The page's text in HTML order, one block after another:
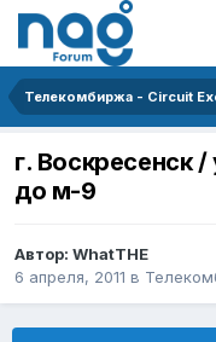
Телекомбиржа - Circuit
г. Воскресенск
до м-9
Автор: WhatTHE
6 апреля, 2011 в